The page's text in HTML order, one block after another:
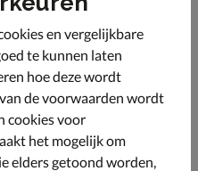
en vergelijkbare
te kunnen laten
hoe deze wordt
de voorwaarden wordt
cookies voor
het mogelijk om
elders getoond worden,